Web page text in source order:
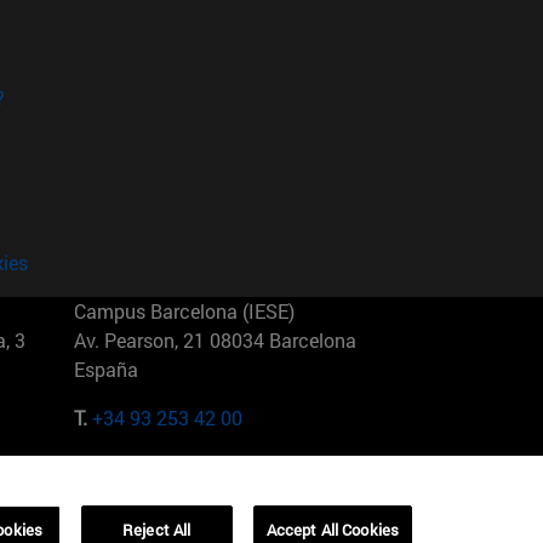
3
Campus Barcelona (IESE)
Av. Pearson, 21 08034 Barcelona
España
T.+34 93 253 42 00
01321001 Bela Vista Brasil
Reject All Accept All Cookies